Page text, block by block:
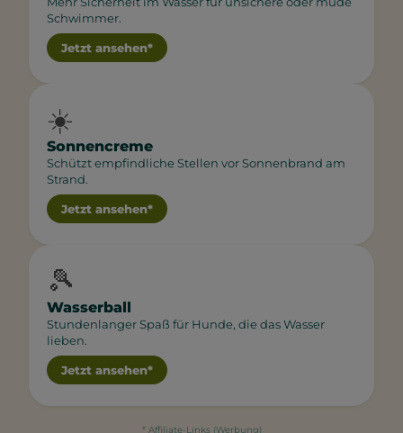
Schwimmer.
Jetzt ansehen*
☀️
Sonnencreme
Schützt empfindliche Stellen vor Sonnenbrand am
Strand.
Jetzt ansehen*
🎾
Wasserball
Stundenlanger Spaß für Hunde, die das Wasser
lieben.
Jetzt ansehen*
* Affiliate-Links (Werbung)